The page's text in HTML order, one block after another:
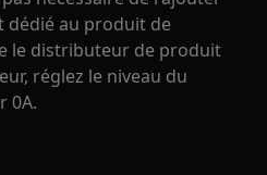
dédié au produit de
le distributeur de produit
réglez le niveau du
0A.